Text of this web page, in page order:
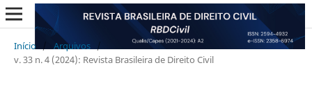
Início Arquivos
/
v. 33 n. 4 (2024): Revista Brasileira de Direito Civil